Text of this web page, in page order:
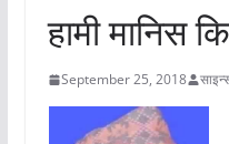
हामी मानिस
September 25, 2018